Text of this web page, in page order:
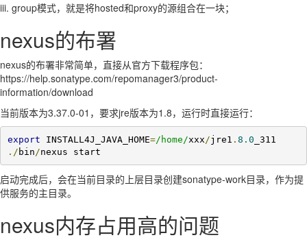
iii. group模式，就是将hosted和proxy的源组合在一块；
nexus的布署
nexus的布署非常简单，直接从官方下载程序包：
https://help.sonatype.com/repomanager3/product-
information/download
当前版本为3.37.0-01，要求jre版本为1.8，运行时直接运行：
export INSTALL4J_JAVA_HOME=/home/xxx /jre1 . 8.0
./ bin /nexus start
启动完成后，会在当前目录的上层目录创建sonatype-work目录，作为提
供服务的主目录。
nexus内存占用高的问题